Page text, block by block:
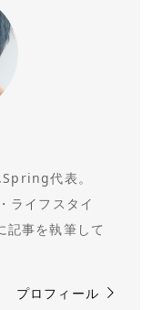
代表。
ライフスタイ
記事を執筆して
プロフィール